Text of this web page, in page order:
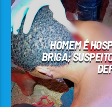
HOMEM É
BRIGA;